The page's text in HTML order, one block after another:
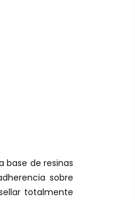
de resinas
sobre
totalmente